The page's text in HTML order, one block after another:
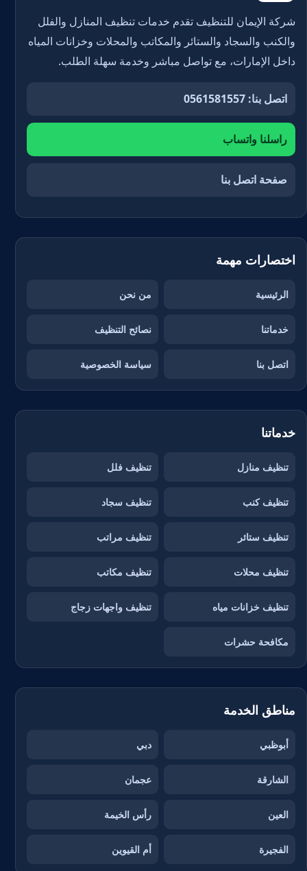
شركة الإيمان للتنظيف تقدم خدمات تنظيف المنازل والفلل
والكنب والسجاد والستائر والمكاتب والمحلات وخزانات المياه
داخل الإمارات، مع تواصل مباشر وخدمة سهلة الطلب.
اتصل بنا: 0561581557
راسلنا واتساب
صفحة اتصل بنا
اختصارات مهمة
الرئيسية من نحن
خدماتنا نصائح التنظيف
اتصل بنا سياسة الخصوصية
خدماتنا
تنظيف منازل تنظيف فلل
تنظيف كنب تنظيف سجاد
تنظيف ستائر تنظيف مراتب
تنظيف محلات تنظيف مكاتب
تنظيف خزانات مياه تنظيف واجهات زجاج
مكافحة حشرات
مناطق الخدمة
أبوظبي دبي
الشارقة عجمان
العين رأس الخيمة
الفجيرة أم القيوين